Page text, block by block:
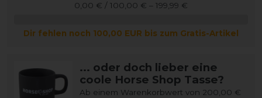
0,00 € / 100,00 € – 199,99 €
Dir fehlen noch 100,00 EUR bis zum Gratis-Artikel
... oder doch lieber eine
coole Horse Shop Tasse?
Ab einem Warenkorbwert von 200,00 €